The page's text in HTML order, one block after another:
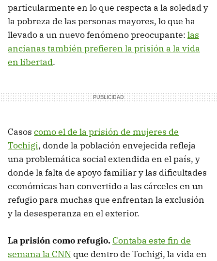
particularmente en lo que respecta a la soledad y
la pobreza de las personas mayores, lo que ha
llevado a un nuevo fenómeno preocupante: las
ancianas también prefieren la prisión a la vida
en libertad.
Casos como el de la prisión de mujeres de
Tochigi, donde la población envejecida refleja
una problemática social extendida en el país, y
donde la falta de apoyo familiar y las dificultades
económicas han convertido a las cárceles en un
refugio para muchas que enfrentan la exclusión
y la desesperanza en el exterior.
La prisión como refugio. Contaba este fin de
semana la CNN que dentro de Tochigi, la vida en